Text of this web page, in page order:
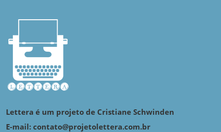
Lettera é um projeto de Cristiane Schwinden
E-mail: contato@projetolettera.com.br